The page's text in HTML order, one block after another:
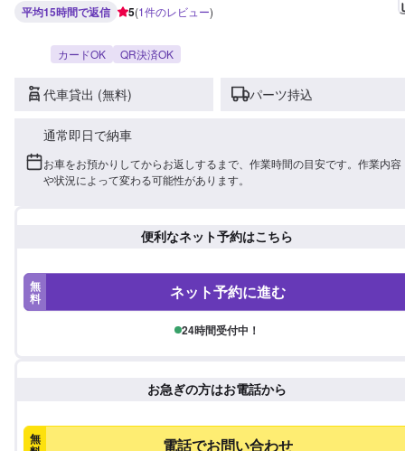
平均15時間で返信 5(1件のレビュー)
カードOK QR決済OK
代車貸出 (無料) パーツ持込
通常即日で納車
お車をお預かりしてからお返しするまで、作業時間の目安です。作業内容
や状況によって変わる可能性があります。
便利なネット予約はこちら
無
料 ネット予約に進む
24時間受付中！
お急ぎの方はお電話から
無 電話でお問い合わせ